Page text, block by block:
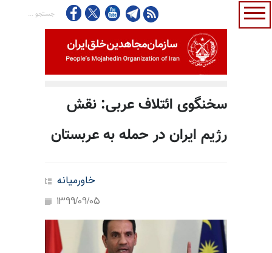
سخنگوی ائتلاف عربی: نقش
رژیم ایران در حمله به عربستان
خاورمیانه
1399/09/05